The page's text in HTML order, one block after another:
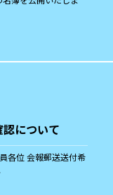
認について
各位 会報郵送送付希